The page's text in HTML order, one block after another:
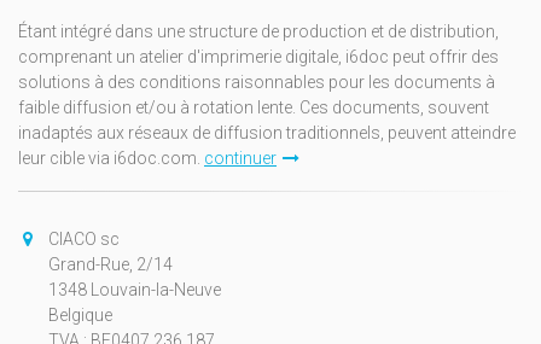
Étant intégré dans une structure de production et de distribution,
comprenant un atelier d'imprimerie digitale, i6doc peut offrir des
solutions à des conditions raisonnables pour les documents à
faible diffusion et/ou à rotation lente. Ces documents, souvent
inadaptés aux réseaux de diffusion traditionnels, peuvent atteindre
leur cible via i6doc.com. continuer
CIACO sc
Grand-Rue, 2/14
1348 Louvain-la-Neuve
Belgique
TVA : BE0407.236.187